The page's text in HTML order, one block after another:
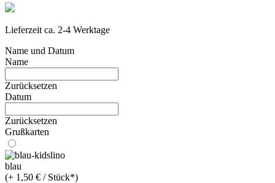
Lieferzeit ca. 2-4 Werktage
Name und Datum
Name
Zurücksetzen
Datum
Zurücksetzen
Grußkarten
blau
(+ 1,50 € / Stück*)